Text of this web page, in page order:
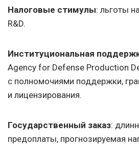
Налоговые стимулы: льготы
R&D.
Институциональная
Agency for Defense Production
с полномочиями поддержки,
и лицензирования.
Государственный заказ:
предоплаты, прогнозируемая